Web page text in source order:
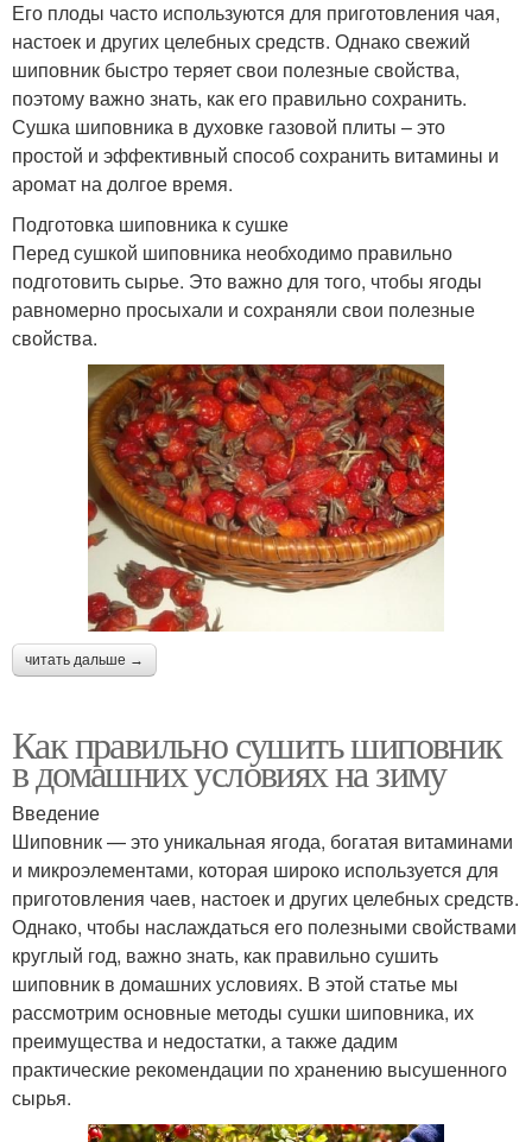
Его плоды часто используются для приготовления чая,
настоек и других целебных средств. Однако свежий
шиповник быстро теряет свои полезные свойства,
поэтому важно знать, как его правильно сохранить.
Сушка шиповника в духовке газовой плиты – это
простой и эффективный способ сохранить витамины и
аромат на долгое время.
Подготовка шиповника к сушке
Перед сушкой шиповника необходимо правильно
подготовить сырье. Это важно для того, чтобы ягоды
равномерно просыхали и сохраняли свои полезные
свойства.
читать дальше →
Как правильно сушить шиповник
в домашних условиях на зиму
Введение
Шиповник — это уникальная ягода, богатая витаминами
и микроэлементами, которая широко используется для
приготовления чаев, настоек и других целебных средств.
Однако, чтобы наслаждаться его полезными свойствами
круглый год, важно знать, как правильно сушить
шиповник в домашних условиях. В этой статье мы
рассмотрим основные методы сушки шиповника, их
преимущества и недостатки, а также дадим
практические рекомендации по хранению высушенного
сырья.